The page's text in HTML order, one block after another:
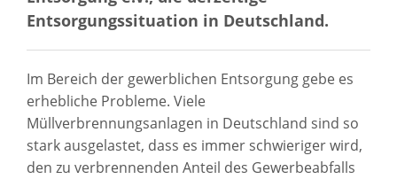
Entsorgungssituation in Deutschland.
Im Bereich der gewerblichen Entsorgung gebe es
erhebliche Probleme. Viele
Müllverbrennungsanlagen in Deutschland sind so
stark ausgelastet, dass es immer schwieriger wird,
den zu verbrennenden Anteil des Gewerbeabfalls